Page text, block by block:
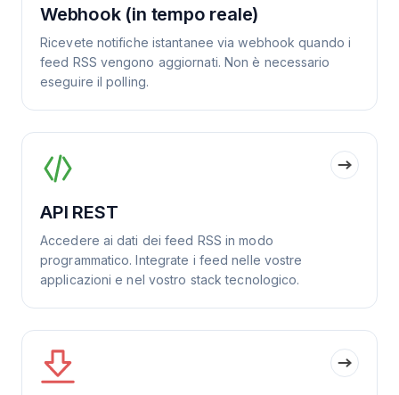
Webhook (in tempo reale)
Ricevete notifiche istantanee via webhook quando i
feed RSS vengono aggiornati. Non è necessario
eseguire il polling.
API REST
Accedere ai dati dei feed RSS in modo
programmatico. Integrate i feed nelle vostre
applicazioni e nel vostro stack tecnologico.